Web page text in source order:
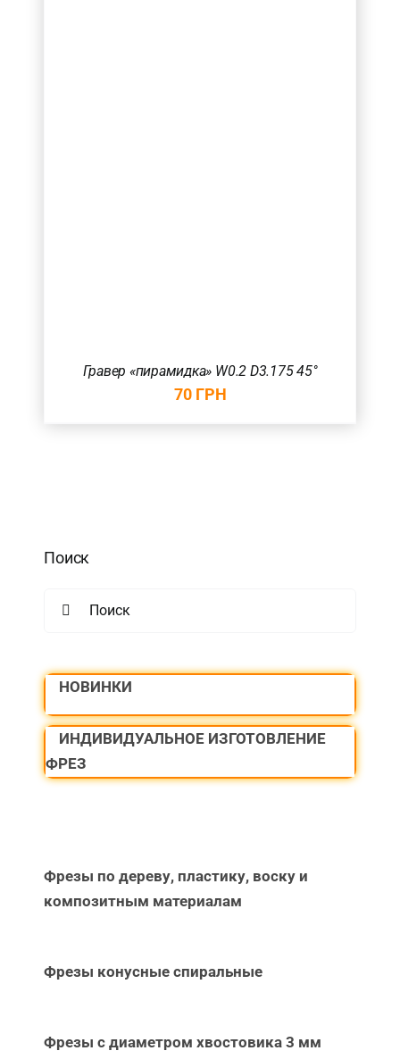
Гравер «пирамидка» W0.2 D3.175 45°
70 ГРН
Поиск
НОВИНКИ
ИНДИВИДУАЛЬНОЕ ИЗГОТОВЛЕНИЕ
ФРЕЗ
Фрезы по дереву, пластику, воску и
композитным материалам
Фрезы конусные спиральные
Фрезы с диаметром хвостовика 3 мм